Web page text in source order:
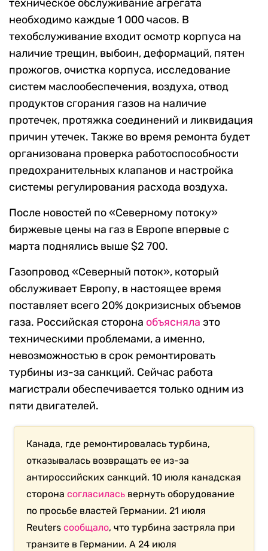
техническое обслуживание агрегата
необходимо каждые 1 000 часов. В
техобслуживание входит осмотр корпуса на
наличие трещин, выбоин, деформаций, пятен
прожогов, очистка корпуса, исследование
систем маслообеспечения, воздуха, отвод
продуктов сгорания газов на наличие
протечек, протяжка соединений и ликвидация
причин утечек. Также во время ремонта будет
организована проверка работоспособности
предохранительных клапанов и настройка
системы регулирования расхода воздуха.
После новостей по «Северному потоку»
биржевые цены на газ в Европе впервые с
марта поднялись выше $2 700.
Газопровод «Северный поток», который
обслуживает Европу, в настоящее время
поставляет всего 20% докризисных объемов
газа. Российская сторона объясняла это
техническими проблемами, а именно,
невозможностью в срок ремонтировать
турбины из-за санкций. Сейчас работа
магистрали обеспечивается только одним из
пяти двигателей.
Канада, где ремонтировалась турбина,
отказывалась возвращать ее из-за
антироссийских санкций. 10 июля канадская
сторонасогласилась вернуть оборудование
по просьбе властей Германии. 21 июля
Reutersсообщало, что турбина застряла при
транзите в Германии. А 24 июля